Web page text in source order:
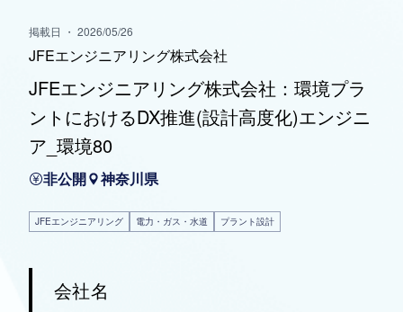
掲載日 ・ 2026/05/26
JFEエンジニアリング株式会社
JFEエンジニアリング株式会社：環境プラ
ントにおけるDX推進(設計高度化)エンジニ
ア_環境80
非公開 神奈川県
JFEエンジニアリング 電力・ガス・水道 プラント設計
会社名